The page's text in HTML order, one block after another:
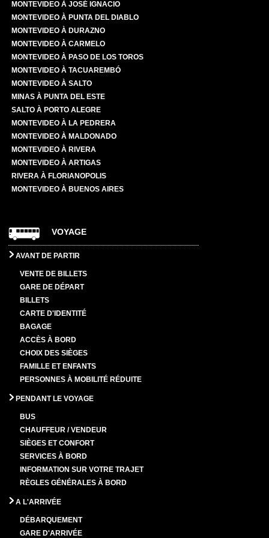
MONTEVIDEO À JOSÉ IGNACIO
MONTEVIDEO À PUNTA DEL DIABLO
MONTEVIDEO À DURAZNO
MONTEVIDEO À CARMELO
MONTEVIDEO À PASO DE LOS TOROS
MONTEVIDEO À TACUAREMBÓ
MONTEVIDEO À SALTO
MINAS À PUNTA DEL ESTE
SALTO À PORTO ALEGRE
MONTEVIDEO À LA PEDRERA
MONTEVIDEO À MALDONADO
MONTEVIDEO À RIVERA
MONTEVIDEO À ARTIGAS
RIVERA À FLORIANOPOLIS
MONTEVIDEO À BUENOS AIRES
VOYAGE
AVANT DE PARTIR
VENTE DE BILLETS
GARE DE DÉPART
BILLETS
CARTE D'IDENTITÉ
BAGAGE
ACCÈS À BORD
CHOIX DES SIÈGES
FAMILLE ET ENFANTS
PERSONNES À MOBILITÉ RÉDUITE
PENDANT LE VOYAGE
BUS
CHAUFFEUR / VENDEUR
SIÈGES ET CONFORT
SERVICES À BORD
INFORMATION SUR VOTRE TRAJET
RÈGLES GÉNÉRALES À BORD
A L'ARRIVÉE
DÉBARQUEMENT
GARE D'ARRIVÉE